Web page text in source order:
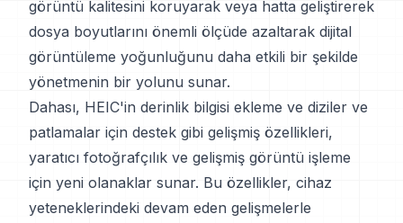
görüntü kalitesini koruyarak veya hatta geliştirerek
dosya boyutlarını önemli ölçüde azaltarak dijital
görüntüleme yoğunluğunu daha etkili bir şekilde
yönetmenin bir yolunu sunar.
Dahası, HEIC'in derinlik bilgisi ekleme ve diziler ve
patlamalar için destek gibi gelişmiş özellikleri,
yaratıcı fotoğrafçılık ve gelişmiş görüntü işleme
için yeni olanaklar sunar. Bu özellikler, cihaz
yeteneklerindeki devam eden gelişmelerle